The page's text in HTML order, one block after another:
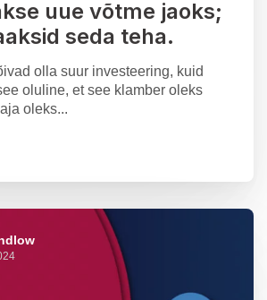
uue võtme jaoks;
seda teha.
olla suur investeering, kuid
oluline, et see klamber oleks
oleks...